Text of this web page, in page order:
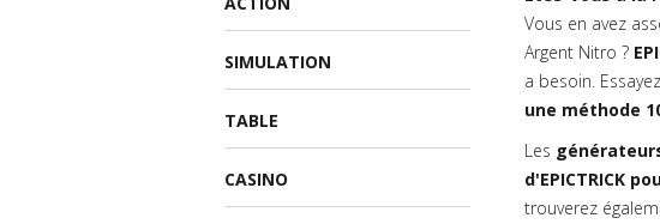
SIMULATION
TABLE
CASINO
Vous en avez
Argent Nitro ?
a besoin.
une méthode
Les
d'EPICTRICK
trouverez